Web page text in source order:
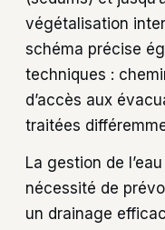
végétalisation
schéma précise
techniques :
d’accès aux
traitées
La gestion de
nécessité de
un drainage